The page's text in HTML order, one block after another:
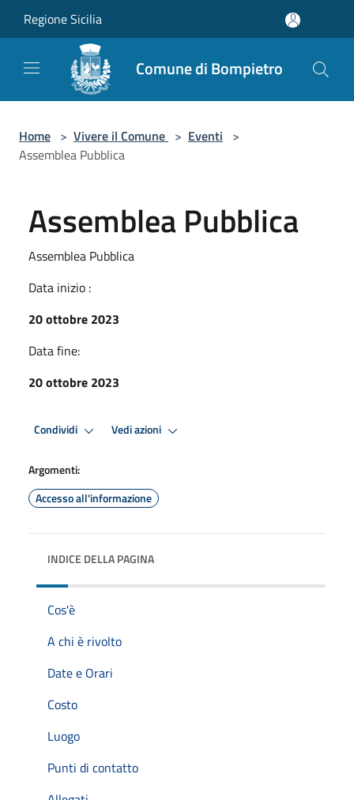
Regione Sicilia
Comune di Bompietro
Home > Vivere il Comune > Eventi >
Assemblea Pubblica
Assemblea Pubblica
Assemblea Pubblica
Data inizio :
20 ottobre 2023
Data fine:
20 ottobre 2023
Condividi Vedi azioni
Argomenti:
Accesso all'informazione
INDICE DELLA PAGINA
Cos'è
A chi è rivolto
Date e Orari
Costo
Luogo
Punti di contatto